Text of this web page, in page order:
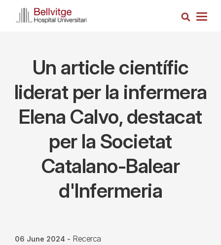
Search
Un article científic
liderat per la infermera
Elena Calvo, destacat
per la Societat
Catalano-Balear
d'Infermeria
06 June 2024 - Recerca